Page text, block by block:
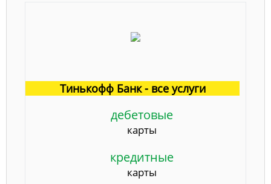
Тинькофф Банк - все услуги
дебетовые
карты
кредитные
карты